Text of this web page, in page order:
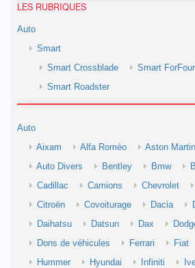
LES RUBRIQUES
Auto
Smart
Smart Crossblade
Smart ForFour
Smart Roadster
Auto
Aixam
Alfa Roméo Aston Martin
Auto Divers
Bentley Bmw
Cadillac
Camions Chevrolet
Citroën
Covoiturage Dacia
Daihatsu
Datsun Dax
Dons de véhicules
Ferrari Fiat
Hummer
Hyundai Infiniti